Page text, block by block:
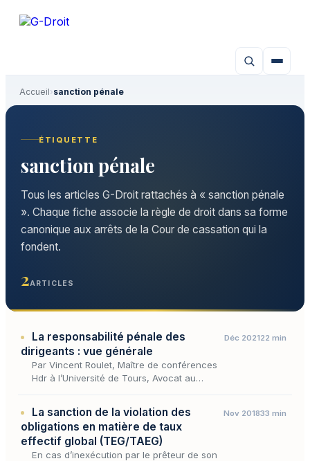
Accueil›sanction pénale
ÉTIQUETTE
sanction pénale
Tous les articles G-Droit rattachés à « sanction pénale
». Chaque fiche associe la règle de droit dans sa forme
canonique aux arrêts de la Cour de cassation qui la
fondent.
2ARTICLES
La responsabilité pénale des
dirigeants : vue générale
Par Vincent Roulet, Maître de conférences
Hdr à l’Université de Tours, Avocat au
Déc 202122 min
La sanction de la violation des
obligations en matière de taux
effectif global (TEG/TAEG)
En cas d’inexécution par le prêteur de son
Nov 201833 min